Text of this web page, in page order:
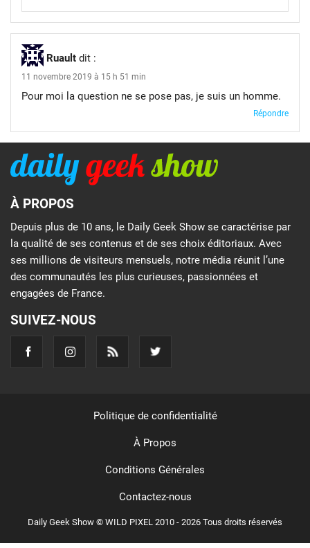
Ruault dit :
11 novembre 2019 à 15 h 51 min
Pour moi la question ne se pose pas, je suis un homme.
Répondre
À PROPOS
Depuis plus de 10 ans, le Daily Geek Show se caractérise par
la qualité de ses contenus et de ses choix éditoriaux. Avec
ses millions de visiteurs mensuels, notre média réunit l’une
des communautés les plus curieuses, passionnées et
engagées de France.
SUIVEZ-NOUS
Daily Geek Show © WILD PIXEL 2010 - 2026 Tous droits réservés
Politique de confidentialité
À Propos
Conditions Générales
Contactez-nous